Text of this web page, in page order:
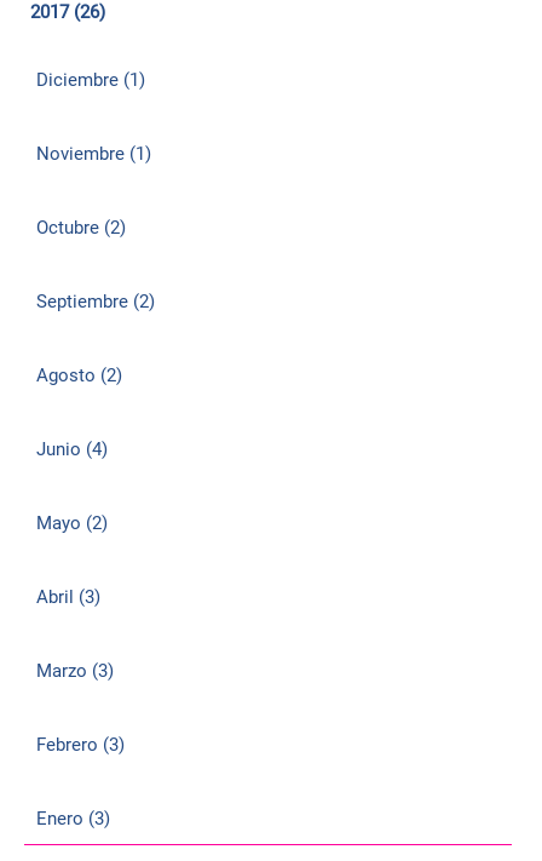
2017 (26)
Diciembre (1)
Noviembre (1)
Octubre (2)
Septiembre (2)
Agosto (2)
Junio (4)
Mayo (2)
Abril (3)
Marzo (3)
Febrero (3)
Enero (3)